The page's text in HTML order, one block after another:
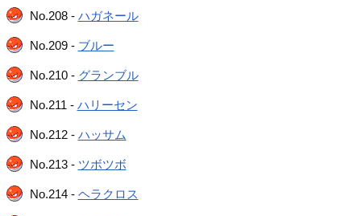
No.208 - ハガネール
No.209 - ブルー
No.210 - グランブル
No.211 - ハリーセン
No.212 - ハッサム
No.213 - ツボツボ
No.214 - ヘラクロス